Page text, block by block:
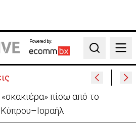
Powered by:
Search
σε βουνοπλαγιά στο Ρίο ντε